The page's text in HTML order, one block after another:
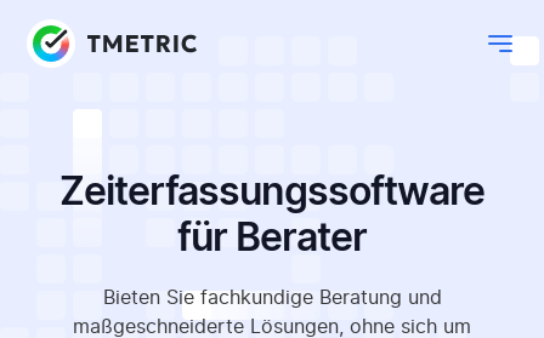
Zeiterfassungs­software
für Berater
Bieten Sie fachkundige Beratung und
maßgeschneiderte Lösungen, ohne sich um